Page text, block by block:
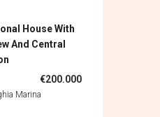
House With
And Central
€200.000
Marina